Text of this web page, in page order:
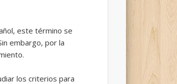
este término se
embargo, por la
los criterios para